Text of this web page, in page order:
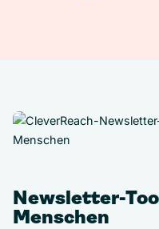
Newsletter-
Menschen